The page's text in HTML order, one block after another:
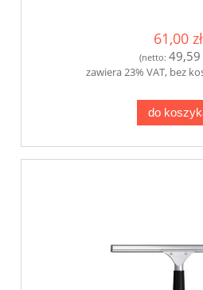
61,00 zł
(netto: 49,59
zawiera 23% VAT, bez
do